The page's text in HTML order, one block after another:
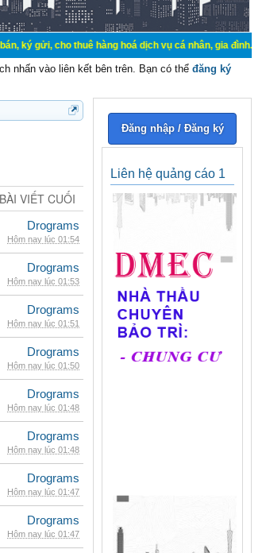
thuê hàng hoá dịch vụ cá nhân, gia đình. Mua
nhấn vào liên kết bên trên. Bạn có thể đăng ký
BÀI VIẾT CUỐI
Drograms
Hôm nay lúc 01:54
Drograms
Hôm nay lúc 01:53
Drograms
Hôm nay lúc 01:51
Drograms
Hôm nay lúc 01:50
Drograms
Hôm nay lúc 01:48
Drograms
Hôm nay lúc 01:48
Drograms
Hôm nay lúc 01:47
Drograms
Hôm nay lúc 01:47
Đăng nhập / Đăng ký
Liên hệ quảng cáo 1